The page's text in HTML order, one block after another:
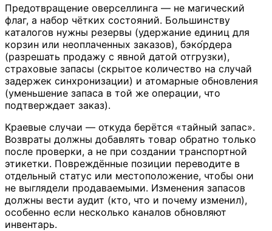
Предотвращение оверселлинга — не магический
флаг, а набор чётких состояний. Большинству
каталогов нужны резервы (удержание единиц для
корзин или неоплаченных заказов), бэко́рдера
(разрешать продажу с явной датой отгрузки),
страховые запасы (скрытое количество на случай
задержек синхронизации) и атомарные обновления
(уменьшение запаса в той же операции, что
подтверждает заказ).
Краевые случаи — откуда берётся «тайный запас».
Возвраты должны добавлять товар обратно только
после проверки, а не при создании транспортной
этикетки. Повреждённые позиции переводите в
отдельный статус или местоположение, чтобы они
не выглядели продаваемыми. Изменения запасов
должны вести аудит (кто, что и почему изменил),
особенно если несколько каналов обновляют
инвентарь.